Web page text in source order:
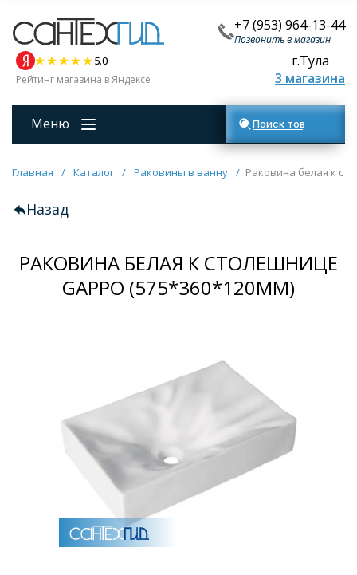
+7 (953) 964-13-44
Позвонить в магазин
5.0
Рейтинг магазина в Яндексе
г.Тула
3 магазина
Меню Поиск товаров
Главная / Каталог / Раковины в ванну / Раковина белая к
Назад
РАКОВИНА БЕЛАЯ К СТОЛЕШНИЦЕ
GAPPO (575*360*120MM)